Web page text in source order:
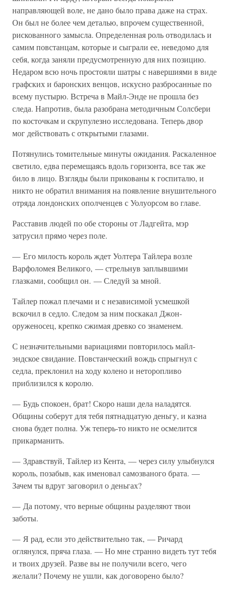
направляющей воле, не дано было права даже на страх.
Он был не более чем деталью, впрочем существенной,
рискованного замысла. Определенная роль отводилась и
самим повстанцам, которые и сыграли ее, неведомо для
себя, когда заняли предусмотренную для них позицию.
Недаром всю ночь простояли шатры с навершиями в виде
графских и баронских венцов, искусно разбросанные по
всему пустырю. Встреча в Майл-Энде не прошла без
следа. Напротив, была разобрана методичным Солсбери
по косточкам и скрупулезно исследована. Теперь двор
мог действовать с открытыми глазами.
Потянулись томительные минуты ожидания. Раскаленное
светило, едва перемещаясь вдоль горизонта, все так же
било в лицо. Взгляды были прикованы к госпиталю, и
никто не обратил внимания на появление внушительного
отряда лондонских ополченцев с Уолуорсом во главе.
Расставив людей по обе стороны от Ладгейта, мэр
затрусил прямо через поле.
— Его милость король ждет Уолтера Тайлера возле
Варфоломея Великого, — стрельнув заплывшими
глазками, сообщил он. — Следуй за мной.
Тайлер пожал плечами и с независимой усмешкой
вскочил в седло. Следом за ним поскакал Джон-
оруженосец, крепко сжимая древко со знаменем.
С незначительными вариациями повторилось майл-
эндское свидание. Повстанческий вождь спрыгнул с
седла, преклонил на ходу колено и неторопливо
приблизился к королю.
— Будь спокоен, брат! Скоро наши дела наладятся.
Общины соберут для тебя пятнадцатую деньгу, и казна
снова будет полна. Уж теперь-то никто не осмелится
прикарманить.
— Здравствуй, Тайлер из Кента, — через силу улыбнулся
король, позабыв, как именовал самозваного брата. —
Зачем ты вдруг заговорил о деньгах?
— Да потому, что верные общины разделяют твои
заботы.
— Я рад, если это действительно так, — Ричард
оглянулся, пряча глаза. — Но мне странно видеть тут тебя
и твоих друзей. Разве вы не получили всего, чего
желали? Почему не ушли, как договорено было?